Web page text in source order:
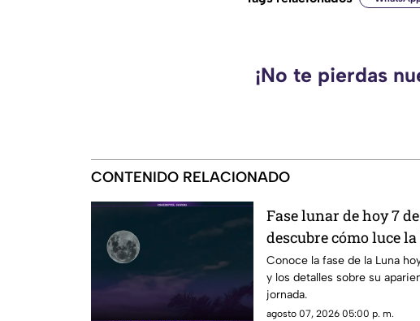
¡No te pierdas
CONTENIDO RELACIONADO
Fase lunar de hoy 7
descubre cómo luce
significado
Conoce la fase de la Luna
y los detalles sobre su
jornada.
agosto 07, 2026 05:00 p. m.